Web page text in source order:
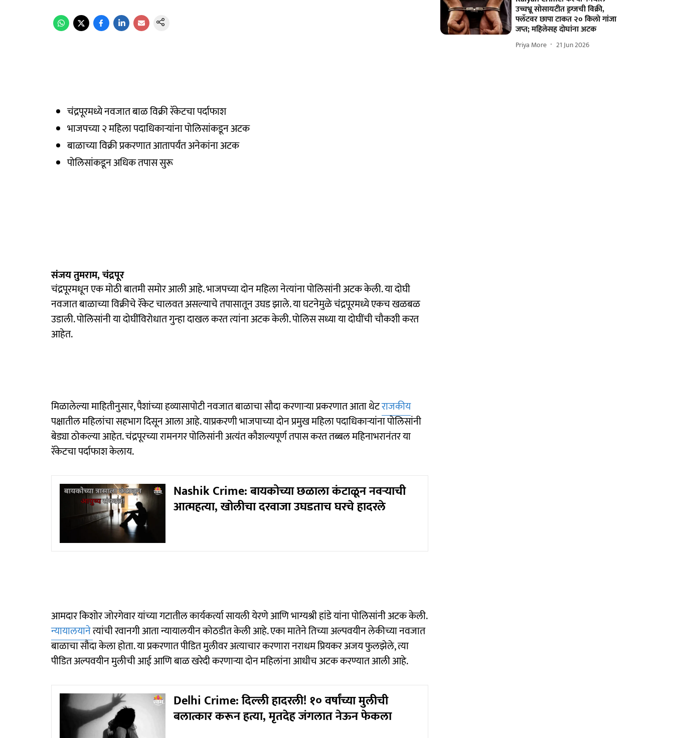
चंद्रपूरमध्ये नवजात बाळ विक्री रॅकेटचा पर्दाफाश
भाजपच्या २ महिला पदाधिकाऱ्यांना पोलिसांकडून अटक
बाळाच्या विक्री प्रकरणात आतापर्यंत अनेकांना अटक
पोलिसांकडून अधिक तपास सुरू
संजय तुमराम, चंद्रपूर
चंद्रपूरमधून एक मोठी बातमी समोर आली आहे. भाजपच्या दोन महिला नेत्यांना पोलिसांनी अटक केली. या दोघी
नवजात बाळाच्या विक्रीचे रॅकेट चालवत असल्याचे तपासातून उघड झाले. या घटनेमुळे चंद्रपूरमध्ये एकच खळबळ
उडाली. पोलिसांनी या दोघींविरोधात गुन्हा दाखल करत त्यांना अटक केली. पोलिस सध्या या दोघींची चौकशी करत
आहेत.
मिळालेल्या माहितीनुसार, पैशांच्या हव्यासापोटी नवजात बाळाचा सौदा करणाऱ्या प्रकरणात आता थेटराजकीय
पक्षातील महिलांचा सहभाग दिसून आला आहे. याप्रकरणी भाजपाच्या दोन प्रमुख महिला पदाधिकाऱ्यांना पोलिसांनी
बेड्या ठोकल्या आहेत‌. चंद्रपूरच्या रामनगर पोलिसांनी अत्यंत कौशल्यपूर्ण तपास करत तब्बल महिनाभरानंतर या
रॅकेटचा पर्दाफाश केलाय.
Nashik Crime: बायकोच्या छळाला कंटाळून नवऱ्याची
आत्महत्या, खोलीचा दरवाजा उघडताच घरचे हादरले
आमदार किशोर जोरगेवार यांच्या गटातील कार्यकर्त्या सायली येरणे आणि भाग्यश्री हांडे यांना पोलिसांनी अटक केली.
न्यायालयानेत्यांची रवानगी आता न्यायालयीन कोठडीत केली आहे.‌ एका मातेने तिच्या अल्पवयीन लेकीच्या नवजात
बाळाचा सौदा केला होता. या प्रकरणात पीडित मुलीवर अत्याचार करणारा नराधम प्रियकर अजय फुलझेले, त्या
पीडित अल्पवयीन मुलीची आई आणि बाळ खरेदी करणाऱ्या दोन महिलांना आधीच अटक करण्यात आली आहे.
Delhi Crime: दिल्ली हादरली! १० वर्षांच्या मुलीची
बलात्कार करून हत्या, मृतदेह जंगलात नेऊन फेकला
उच्चभ्रू सोसायटीत ड्रग्जची विक्री,
फ्लॅटवर छापा टाकत २० किलो गांजा
जप्त; महिलेसह दोघांना अटक
Priya More 21 Jun 2026